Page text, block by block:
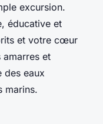
excursion.
éducative et
et votre cœur
et
des eaux
marins.